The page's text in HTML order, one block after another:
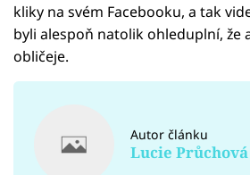
kliky na svém Facebooku, a tak
byli alespoň natolik ohleduplní, že
obličeje.
Autor článku
Lucie Průchová